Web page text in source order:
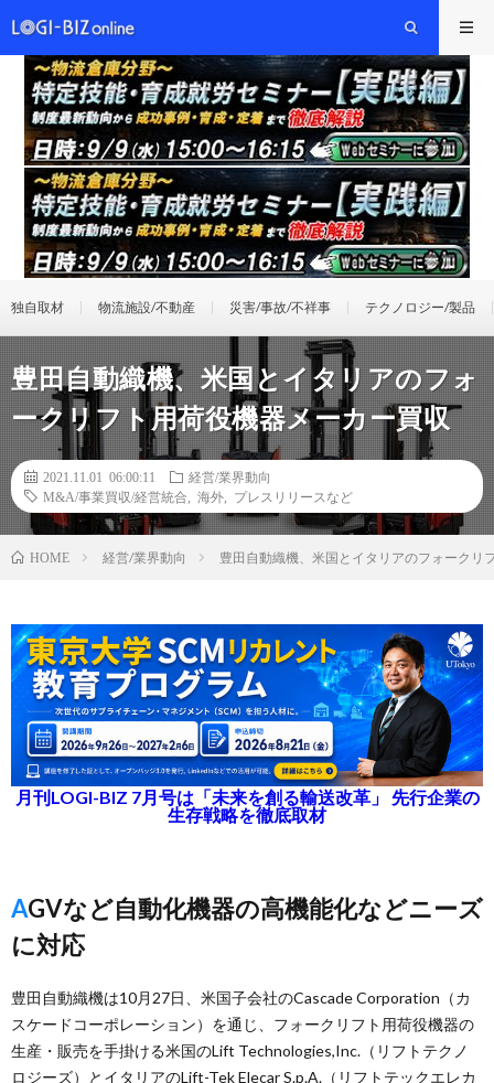
独自取材 物流施設/不動産 災害/事故/不祥事 テクノロジー/製品
豊田自動織機、米国とイタリアのフォ
ークリフト用荷役機器メーカー買収
2021.11.01 06:00:11
経営/業界動向
M&A/事業買収/経営統合
海外 プレスリリースなど
HOME 経営/業界動向 豊田自動織機、米国とイタリアのフォークリ
月刊LOGI-BIZ 7月号は「未来を創る輸送改革」 先行企業の
生存戦略を徹底取材
AGVなど自動化機器の高機能化などニーズ
に対応
豊田自動織機は10月27日、米国子会社のCascade Corporation（カ
スケードコーポレーション）を通じ、フォークリフト用荷役機器の
生産・販売を手掛ける米国のLift Technologies,Inc.（リフトテクノ
ロジーズ）とイタリアのLift-Tek Elecar S.p.A.（リフトテックエレカ